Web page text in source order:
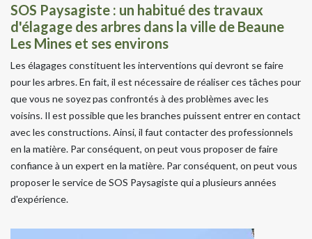
SOS Paysagiste : un habitué des travaux
d'élagage des arbres dans la ville de Beaune
Les Mines et ses environs
Les élagages constituent les interventions qui devront se faire
pour les arbres. En fait, il est nécessaire de réaliser ces tâches pour
que vous ne soyez pas confrontés à des problèmes avec les
voisins. Il est possible que les branches puissent entrer en contact
avec les constructions. Ainsi, il faut contacter des professionnels
en la matière. Par conséquent, on peut vous proposer de faire
confiance à un expert en la matière. Par conséquent, on peut vous
proposer le service de SOS Paysagiste qui a plusieurs années
d'expérience.